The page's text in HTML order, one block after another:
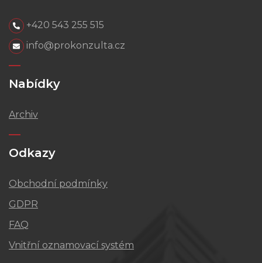
+420 543 255 515
info@prokonzulta.cz
Nabídky
Archiv
Odkazy
Obchodní podmínky
GDPR
FAQ
Vnitřní oznamovací systém